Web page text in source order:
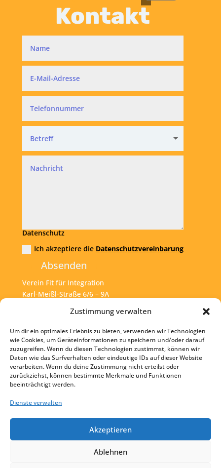
Zustimmung verwalten
Um dir ein optimales Erlebnis zu bieten, verwenden wir Technologien
wie Cookies, um Geräteinformationen zu speichern und/oder darauf
zuzugreifen. Wenn du diesen Technologien zustimmst, können wir
Daten wie das Surfverhalten oder eindeutige IDs auf dieser Website
verarbeiten. Wenn du deine Zustimmung nicht erteilst oder
zurückziehst, können bestimmte Merkmale und Funktionen
beeinträchtigt werden.
Dienste verwalten
Akzeptieren
Ablehnen
Kontakt
Datenschutz
Ich akzeptiere die Datenschutzvereinbarung
Absenden
Verein Fit für Integration
Karl-Meißl-Straße 6/6 – 9A
Tel:+43 1 925 77 46
Mail: office@fit4int.at
Startseite
Kontakt
Impressum